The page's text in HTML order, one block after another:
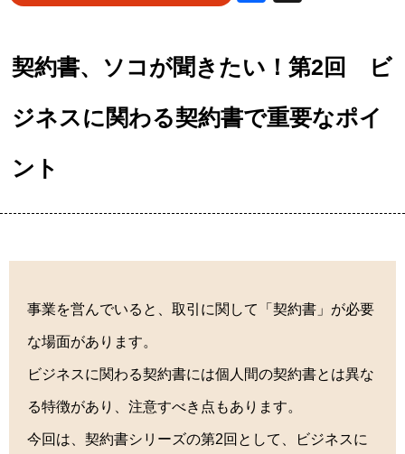
契約書、ソコが聞きたい！第2回 ビ
ジネスに関わる契約書で重要なポイ
ント
事業を営んでいると、取引に関して「契約書」が必要
な場面があります。
ビジネスに関わる契約書には個人間の契約書とは異な
る特徴があり、注意すべき点もあります。
今回は、契約書シリーズの第2回として、ビジネスに